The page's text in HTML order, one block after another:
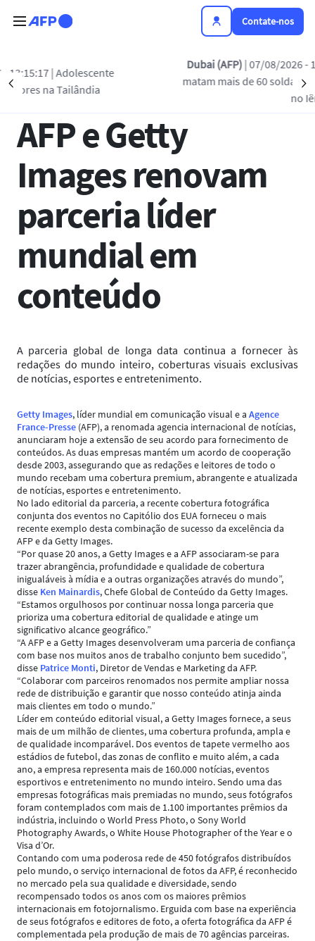
Contate-nos
Précédent
| 07/08/2026 - 13:08:57|
matam mais de 60 soldados das forças
Voltar à lista
12 JAN 2021 - 16:27
AFP e Getty
Images renovam
parceria líder
mundial em
conteúdo
A parceria global de longa data continua a fornecer às
redações do mundo inteiro, coberturas visuais exclusivas
de notícias, esportes e entretenimento.
Getty Images, líder mundial em comunicação visual e a Agence
France-Presse (AFP), a renomada agencia internacional de notícias,
anunciaram hoje a extensão de seu acordo para fornecimento de
conteúdos. As duas empresas mantém um acordo de cooperação
desde 2003, assegurando que as redações e leitores de todo o
mundo recebam uma cobertura premium, abrangente e atualizada
de notícias, esportes e entretenimento.
No lado editorial da parceria, a recente cobertura fotográfica
conjunta dos eventos no Capitólio dos EUA forneceu o mais
recente exemplo desta combinação de sucesso da excelência da
AFP e da Getty Images.
“Por quase 20 anos, a Getty Images e a AFP associaram-se para
trazer abrangência, profundidade e qualidade de cobertura
inigualáveis à mídia e a outras organizações através do mundo”,
disse Ken Mainardis, Chefe Global de Conteúdo da Getty Images.
“Estamos orgulhosos por continuar nossa longa parceria que
prioriza uma cobertura editorial de qualidade e atinge um
significativo alcance geográfico.”
“A AFP e a Getty Images desenvolveram uma parceria de confiança
com base nos muitos anos de trabalho conjunto bem sucedido”,
disse Patrice Monti, Diretor de Vendas e Marketing da AFP.
“Colaborar com parceiros renomados nos permite ampliar nossa
rede de distribuição e garantir que nosso conteúdo atinja ainda
mais clientes em todo o mundo.”
Líder em conteúdo editorial visual, a Getty Images fornece, a seus
mais de um milhão de clientes, uma cobertura profunda, ampla e
de qualidade incomparável. Dos eventos de tapete vermelho aos
estádios de futebol, das zonas de conflito e muito além, a cada
ano, a empresa representa mais de 160.000 notícias, eventos
esportivos e entretenimento no mundo inteiro. Sendo uma das
empresas fotográficas mais premiadas no mundo, seus fotógrafos
foram contemplados com mais de 1.100 importantes prêmios da
indústria, incluindo o World Press Photo, o Sony World
Photography Awards, o White House Photographer of the Year e o
Visa d’Or.
Contando com uma poderosa rede de 450 fotógrafos distribuídos
pelo mundo, o serviço internacional de fotos da AFP, é reconhecido
no mercado pela sua qualidade e diversidade, sendo
recompensado todos os anos com os maiores prêmios
internacionais em fotojornalismo. Erguida com base na experiência
de seus fotógrafos e editores de foto, a oferta fotográfica da AFP é
complementada pela produção de mais de 70 agências parceiras.